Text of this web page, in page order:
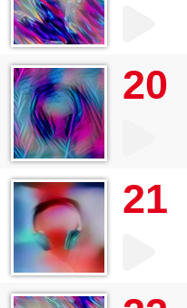
20
21